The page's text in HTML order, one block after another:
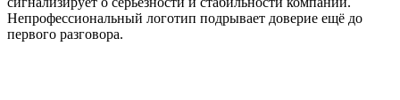
Непрофессиональный логотип подрывает доверие ещё до
первого разговора.